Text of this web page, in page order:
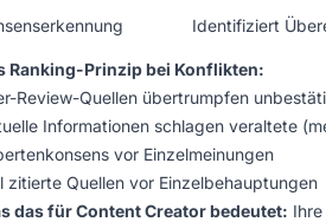
Identifiziert
Ranking-Prinzip bei Konflikten:
Review-Quellen übertrumpfen
Informationen schlagen veraltete
vor Einzelmeinungen
zitierte Quellen vor Einzelbehauptungen
das für Content Creator bedeutet: